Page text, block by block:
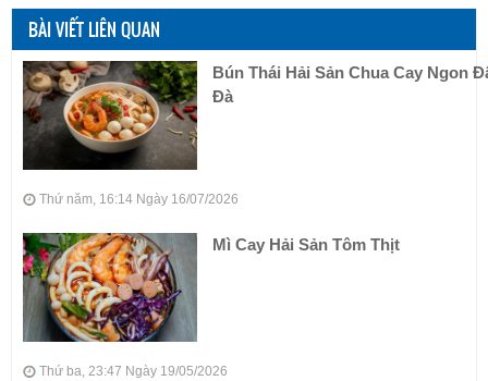
BÀI VIẾT LIÊN QUAN
Bún Thái Hải Sản Chua Cay Ngon
Đà
Thứ năm, 16:14 Ngày 16/07/2026
Mì Cay Hải Sản Tôm Thịt
Thứ ba, 23:47 Ngày 19/05/2026